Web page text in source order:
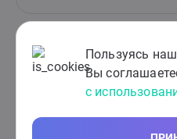
Пользуясь
Вы
с
Отлично 5
правильные наводящие
легче.